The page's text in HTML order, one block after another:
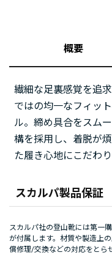
概要
繊細な足裏感覚を追
ではの均一なフィッ
ル。締め具合をスム
構を採用し、着脱が
た履き心地にこだわ
スカルパ製品保証
スカルパ社の登山靴には第一
が付属します。材質や製造上
償修理/交換などの対応をとら